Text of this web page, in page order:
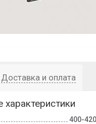
Доставка и оплата
характеристики
400-